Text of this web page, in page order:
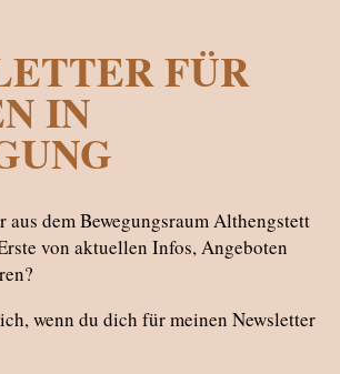
FÜR
IN
aus dem Bewegungsraum Althengstett
von aktuellen Infos, Angeboten
wenn du dich für meinen Newsletter